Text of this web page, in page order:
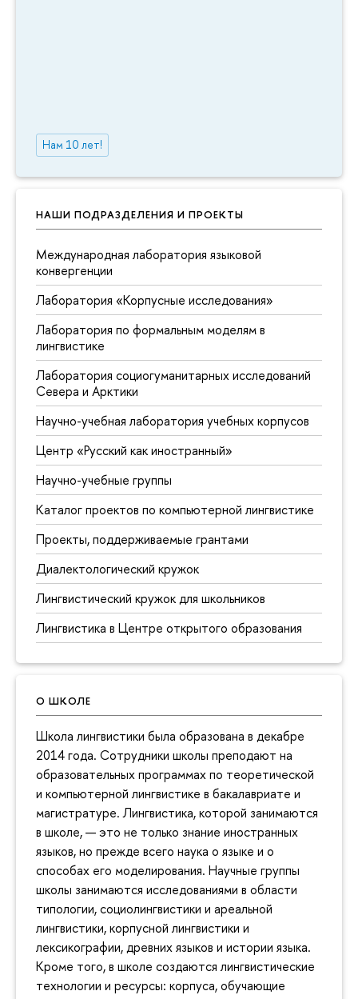
Нам 10 лет!
НАШИ ПОДРАЗДЕЛЕНИЯ И ПРОЕКТЫ
Международная лаборатория языковой
конвергенции
Лаборатория «Корпусные исследования»
Лаборатория по формальным моделям в
лингвистике
Лаборатория социогуманитарных исследований
Севера и Арктики
Научно-учебная лаборатория учебных корпусов
Центр «Русский как иностранный»
Научно-учебные группы
Каталог проектов по компьютерной лингвистике
Проекты, поддерживаемые грантами
Диалектологический кружок
Лингвистический кружок для школьников
Лингвистика в Центре открытого образования
О ШКОЛЕ
Школа лингвистики была образована в декабре
2014 года. Сотрудники школы преподают на
образовательных программах по теоретической
и компьютерной лингвистике в бакалавриате и
магистратуре. Лингвистика, которой занимаются
в школе, — это не только знание иностранных
языков, но прежде всего наука о языке и о
способах его моделирования. Научные группы
школы занимаются исследованиями в области
типологии, социолингвистики и ареальной
лингвистики, корпусной лингвистики и
лексикографии, древних языков и истории языка.
Кроме того, в школе создаются лингвистические
технологии и ресурсы: корпуса, обучающие